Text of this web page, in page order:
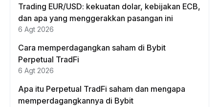
Trading EUR/USD: kekuatan dolar, kebijakan ECB,
dan apa yang menggerakkan pasangan ini
6 Agt 2026
Cara memperdagangkan saham di Bybit
Perpetual TradFi
6 Agt 2026
Apa itu Perpetual TradFi saham dan mengapa
memperdagangkannya di Bybit